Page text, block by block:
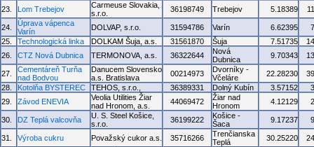
23. Lom Trebejov
Carmeuse Slovakia,
s.r.o.
36198749 Trebejov 5.18389
24.
Úprava vápenca
Varín
DOLVAP, s.r.o. 31594786 Varín 6.62395
25.
Technologická linka DOLKAM Šuja, a.s. 31561870 Šuja 7.51735
26.
CTZ Nová Dubnica TERMONOVA, a.s. 36322644
Nová
Dubnica
9.70343
27.
Cementáreň Turňa
nad Bodvou
Danucem Slovensko
a.s. Bratislava
00214973
Dvorníky -
Včeláre
22.28230
28.
Kotolňa BYSTEREC TEHOS, s.r.o., 36389331 Dolný Kubín 3.57152
29.
Závod ENEVIA
Veolia Utilities Žiar
nad Hronom, a.s.
44069472
Žiar nad
Hronom
4.12129
30. DZ Teplá valcovňa
U. S. Steel Košice,
s.r.o.
36199222
Košice -
Šaca
9.17237
31. Výroba cukru Považský cukor a.s. 35716266
Trenčianska
Teplá
30.25220